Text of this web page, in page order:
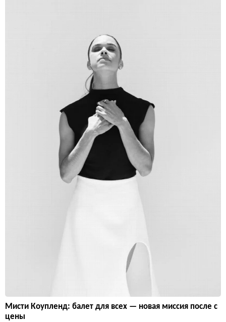
Мисти Коупленд: балет для всех — новая миссия после с
цены